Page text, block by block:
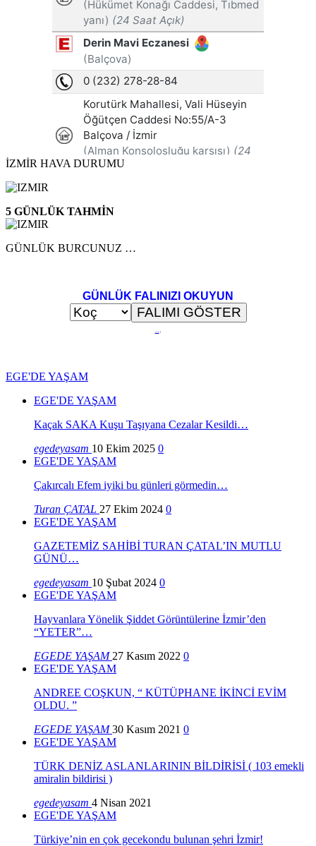
İZMİR HAVA DURUMU
5 GÜNLÜK TAHMİN
GÜNLÜK BURCUNUZ …
GÜNLÜK FALINIZI OKUYUN
EGE'DE YAŞAM
EGE'DE YAŞAM
Kaçak SAKA Kuşu Taşıyana Cezalar Kesildi…
egedeyasam 10 Ekim 2025 0
EGE'DE YAŞAM
Çakırcalı Efem iyiki bu günleri görmedin…
Turan ÇATAL 27 Ekim 2024 0
EGE'DE YAŞAM
GAZETEMİZ SAHİBİ TURAN ÇATAL’IN MUTLU
GÜNÜ…
egedeyasam 10 Şubat 2024 0
EGE'DE YAŞAM
Hayvanlara Yönelik Şiddet Görüntülerine İzmir’den
“YETER”…
EGEDE YAŞAM 27 Kasım 2022 0
EGE'DE YAŞAM
ANDREE COŞKUN, “ KÜTÜPHANE İKİNCİ EVİM
OLDU. ”
EGEDE YAŞAM30 Kasım 2021 0
EGE'DE YAŞAM
TÜRK DENİZ ASLANLARININ BİLDİRİSİ ( 103 emekli
amiralin bildirisi )
egedeyasam 4 Nisan 2021
EGE'DE YAŞAM
Türkiye’nin en çok gecekondu bulunan şehri İzmir!